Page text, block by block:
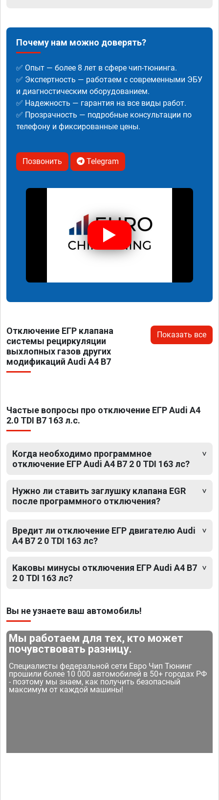
Почему нам можно доверять?
✅ Опыт — более 8 лет в сфере чип-тюнинга.
✅ Экспертность — работаем с современными ЭБУ
и диагностическим оборудованием.
✅ Надежность — гарантия на все виды работ.
✅ Прозрачность — подробные консультации по
телефону и фиксированные цены.
Позвонить Telegram
Отключение ЕГР клапана
системы рециркуляции
выхлопных газов других
модификаций Audi A4 B7
Показать все
Частые вопросы про отключение ЕГР Audi A4
2.0 TDI B7 163 л.с.
Когда необходимо программное
отключение ЕГР Audi A4 B7 2 0 TDI 163 лс?
Нужно ли ставить заглушку клапана EGR
после программного отключения?
Вредит ли отключение ЕГР двигателю Audi
A4 B7 2 0 TDI 163 лс?
Каковы минусы отключения ЕГР Audi A4 B7
2 0 TDI 163 лс?
Вы не узнаете ваш автомобиль!
Мы работаем для тех, кто может
почувствовать разницу.
Специалисты федеральной сети Евро Чип Тюнинг
прошили более 10 000 автомобилей в 50+ городах РФ
- поэтому мы знаем, как получить безопасный
максимум от каждой машины!